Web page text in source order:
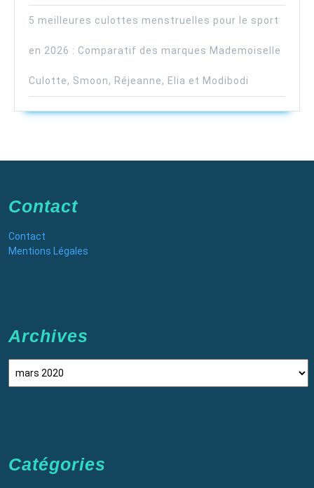
5 meilleures culottes menstruelles pour le sport
en 2026 : Comparatif des marques Mademoiselle
Culotte, Smoon, Réjeanne, Elia et Modibodi
Contact
Contact
Mentions Légales
Archives
Catégories